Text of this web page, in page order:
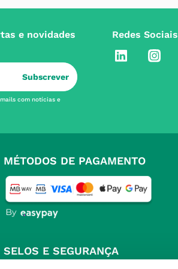
e novidades
Subscrever
com notícias e
Redes Sociais
MÉTODOS DE PAGAMENTO
SELOS E SEGURANÇA